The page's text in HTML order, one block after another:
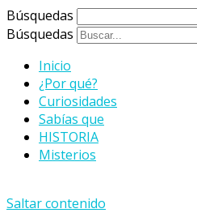
Búsquedas
Búsquedas
Inicio
¿Por qué?
Curiosidades
Sabías que
HISTORIA
Misterios
Saltar contenido